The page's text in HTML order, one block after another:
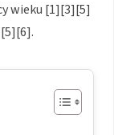
wieku [1][3][5]